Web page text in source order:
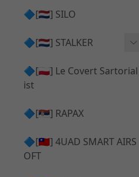
✅ 通用 ⧸ 精品
MDR-X 🔄 原廠 ⧸ 零件
TAC-41 🔄 原廠 ⧸ 零件
Lambda 03 AEG 精密內管
Lambda 05 AEG 精密內管
01 精密內管
05 精密內管
08 精密內管
🔷[🇳🇱] SILO
🔷[🇳🇱] STALKER
Action Army AAP01 升級
套件
HOP膠皮 ⧸ 下壓塊
件
🔷[🇵🇱] Le Covert Sartorial
ist
🔷[🇷🇸] RAPAX
🔷[🇹🇼] 4UAD SMART AIRS
OFT